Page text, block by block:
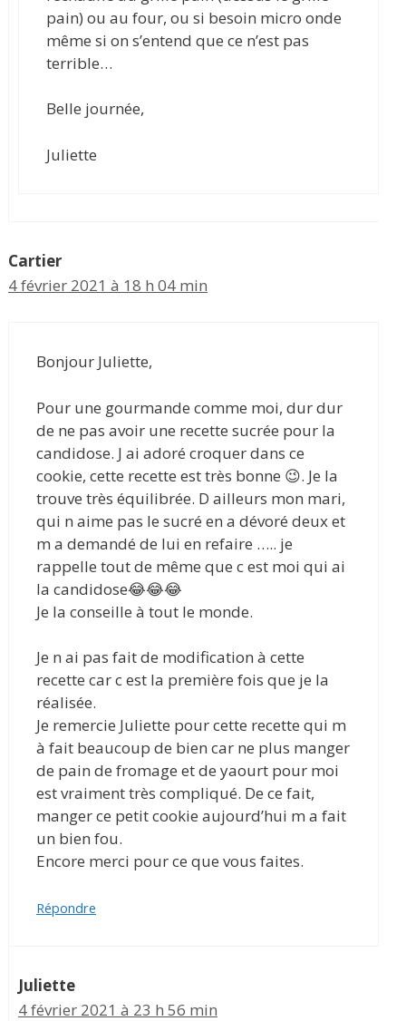
pain) ou au four, ou si besoin micro onde
même si on s’entend que ce n’est pas
terrible…
Belle journée,
Juliette
Cartier
4 février 2021 à 18 h 04 min
Bonjour Juliette,
Pour une gourmande comme moi, dur dur
de ne pas avoir une recette sucrée pour la
candidose. J ai adoré croquer dans ce
cookie, cette recette est très bonne 😉. Je la
trouve très équilibrée. D ailleurs mon mari,
qui n aime pas le sucré en a dévoré deux et
m a demandé de lui en refaire ….. je
rappelle tout de même que c est moi qui ai
la candidose😂😂😂
Je la conseille à tout le monde.
Je n ai pas fait de modification à cette
recette car c est la première fois que je la
réalisée.
Je remercie Juliette pour cette recette qui m
à fait beaucoup de bien car ne plus manger
de pain de fromage et de yaourt pour moi
est vraiment très compliqué. De ce fait,
manger ce petit cookie aujourd’hui m a fait
un bien fou.
Encore merci pour ce que vous faites.
Répondre
Juliette
4 février 2021 à 23 h 56 min